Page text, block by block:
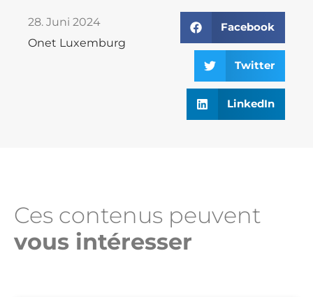
28. Juni 2024
Onet Luxemburg
Facebook
Twitter
LinkedIn
Ces contenus peuvent
vous intéresser​